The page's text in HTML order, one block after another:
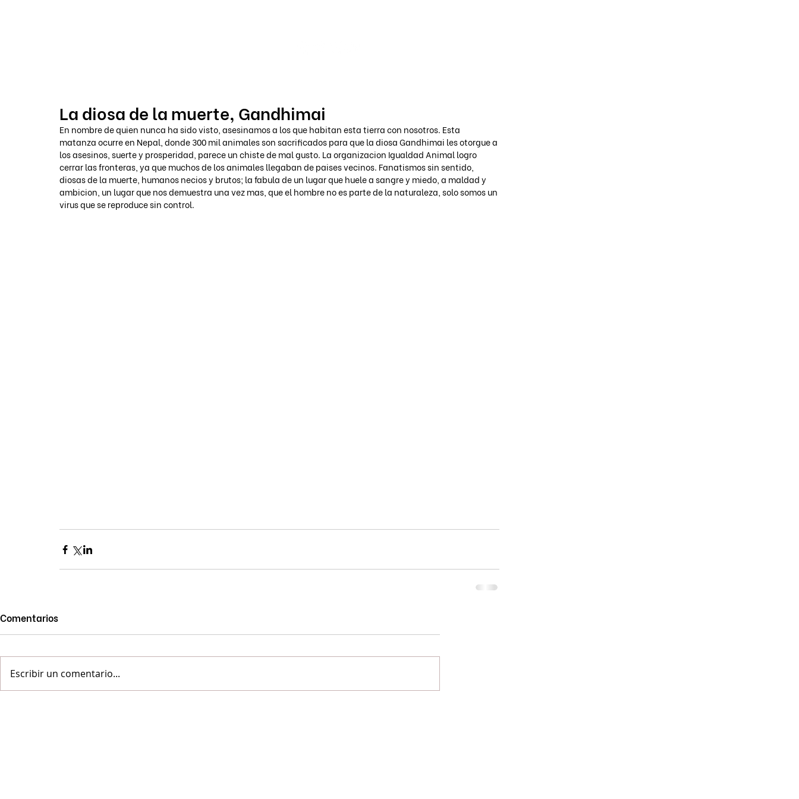
La diosa de la muerte, Gandhimai
En nombre de quien nunca ha sido visto, asesinamos a los que habitan esta tierra con nosotros. Esta
matanza ocurre en Nepal, donde 300 mil animales son sacrificados para que la diosa Gandhimai les otorgue a
los asesinos, suerte y prosperidad, parece un chiste de mal gusto. La organizacion Igualdad Animal logro
cerrar las fronteras, ya que muchos de los animales llegaban de paises vecinos. Fanatismos sin sentido,
diosas de la muerte, humanos necios y brutos; la fabula de un lugar que huele a sangre y miedo, a maldad y
ambicion, un lugar que nos demuestra una vez mas, que el hombre no es parte de la naturaleza, solo somos un
virus que se reproduce sin control.
Comentarios
Escribir un comentario...